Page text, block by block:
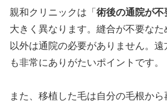
親和クリニックは「 術後の通院が不
大きく異なります。縫合が不要な
以外は通院の必要がありません。
も非常にありがたいポイントです。
また、移植した毛は自分の毛根から